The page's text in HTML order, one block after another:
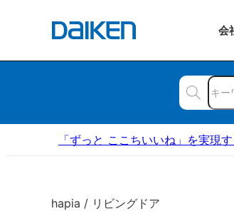
会
「ずっと ここちいいね」を実現
hapia / リビングドア